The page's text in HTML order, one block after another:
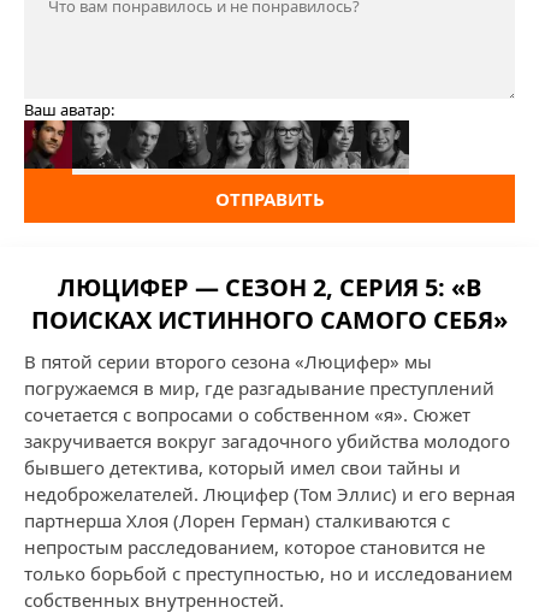
Ваш аватар:
ОТПРАВИТЬ
ЛЮЦИФЕР — СЕЗОН 2, СЕРИЯ 5: «В
ПОИСКАХ ИСТИННОГО САМОГО СЕБЯ»
В пятой серии второго сезона «Люцифер» мы
погружаемся в мир, где разгадывание преступлений
сочетается с вопросами о собственном «я». Сюжет
закручивается вокруг загадочного убийства молодого
бывшего детектива, который имел свои тайны и
недоброжелателей. Люцифер (Том Эллис) и его верная
партнерша Хлоя (Лорен Герман) сталкиваются с
непростым расследованием, которое становится не
только борьбой с преступностью, но и исследованием
собственных внутренностей.